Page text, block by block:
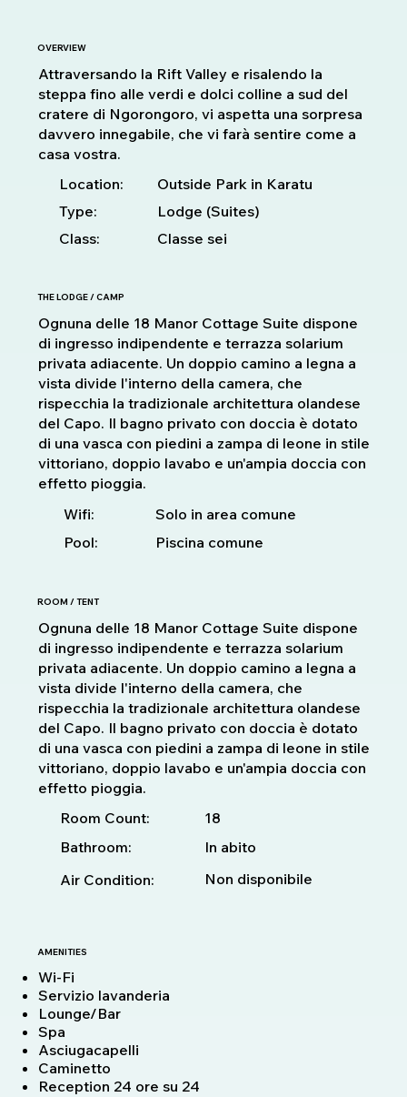
OVERVIEW
Attraversando la Rift Valley e risalendo la
steppa fino alle verdi e dolci colline a sud del
cratere di Ngorongoro, vi aspetta una sorpresa
davvero innegabile, che vi farà sentire come a
casa vostra.
Location:
Outside Park in Karatu
Type:
Lodge (Suites)
Class:
Classe sei
THE LODGE / CAMP
Ognuna delle 18 Manor Cottage Suite dispone
di ingresso indipendente e terrazza solarium
privata adiacente. Un doppio camino a legna a
vista divide l'interno della camera, che
rispecchia la tradizionale architettura olandese
del Capo. Il bagno privato con doccia è dotato
di una vasca con piedini a zampa di leone in stile
vittoriano, doppio lavabo e un'ampia doccia con
effetto pioggia.
Wifi:
Solo in area comune
Pool:
Piscina comune
ROOM / TENT
Ognuna delle 18 Manor Cottage Suite dispone
di ingresso indipendente e terrazza solarium
privata adiacente. Un doppio camino a legna a
vista divide l'interno della camera, che
rispecchia la tradizionale architettura olandese
del Capo. Il bagno privato con doccia è dotato
di una vasca con piedini a zampa di leone in stile
vittoriano, doppio lavabo e un'ampia doccia con
effetto pioggia.
Room Count:
18
Bathroom:
In abito
Air Condition:
Non disponibile
AMENITIES
Wi-Fi
Servizio lavanderia
Lounge/Bar
Spa
Asciugacapelli
Caminetto
Reception 24 ore su 24